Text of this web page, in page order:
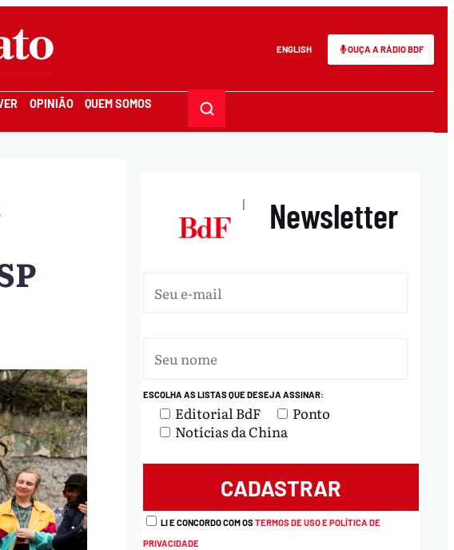
ENGLISH OUÇA A RÁDIO BDF
OPINIÃO QUEM SOMOS
| Newsletter
ESCOLHA AS LISTAS QUE DESEJA ASSINAR:
Editorial BdF
Ponto
Notícias da China
LI E CONCORDO COM OSTERMOS DE USO E POLÍTICA DE
PRIVACIDADE